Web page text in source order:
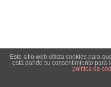
Este sitio web utiliza cookies para
está dando su consentimiento para
política de